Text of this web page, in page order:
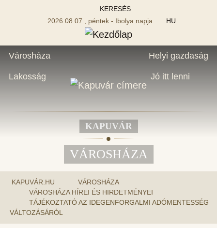
KERESÉS
2026.08.07., péntek - Ibolya napja
HU
Városháza
Lakosság
Helyi gazdaság
Jó itt lenni
KAPUVÁR
VÁROSHÁZA
KAPUVÁR.HU
VÁROSHÁZA
VÁROSHÁZA HÍREI ÉS HIRDETMÉNYEI
TÁJÉKOZTATÓ AZ IDEGENFORGALMI ADÓMENTESSÉG
VÁLTOZÁSÁRÓL